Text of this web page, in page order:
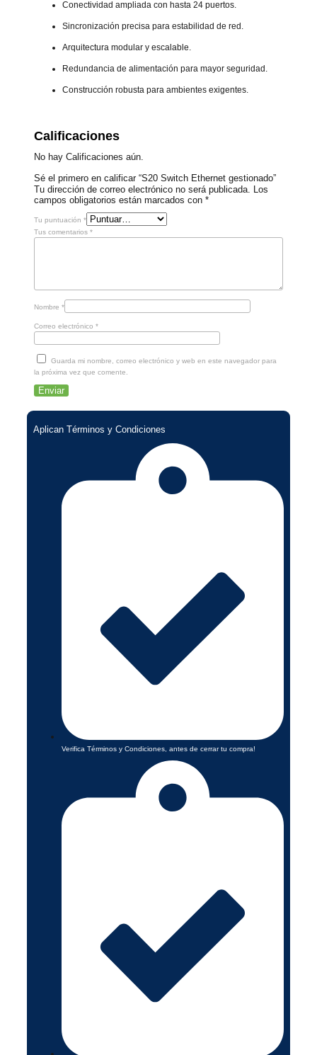
Conectividad ampliada con hasta 24 puertos.
Sincronización precisa para estabilidad de red.
Arquitectura modular y escalable.
Redundancia de alimentación para mayor seguridad.
Construcción robusta para ambientes exigentes.
Calificaciones
No hay Calificaciones aún.
Sé el primero en calificar “S20 Switch Ethernet gestionado”
Tu dirección de correo electrónico no será publicada. Los
campos obligatorios están marcados con *
Tu puntuación *
Tus comentarios *
Nombre *
Correo electrónico *
Guarda mi nombre, correo electrónico y web en este navegador para
la próxima vez que comente.
Aplican Términos y Condiciones
Verifica Términos y Condiciones, antes de cerrar tu compra!